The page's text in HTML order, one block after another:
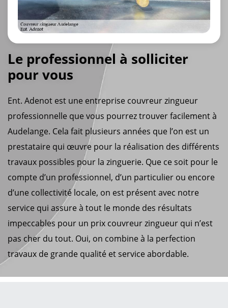
Le professionnel à solliciter
pour vous
Ent. Adenot est une entreprise couvreur zingueur
professionnelle que vous pourrez trouver facilement à
Audelange. Cela fait plusieurs années que l’on est un
prestataire qui œuvre pour la réalisation des différents
travaux possibles pour la zinguerie. Que ce soit pour le
compte d’un professionnel, d’un particulier ou encore
d’une collectivité locale, on est présent avec notre
service qui assure à tout le monde des résultats
impeccables pour un prix couvreur zingueur qui n’est
pas cher du tout. Oui, on combine à la perfection
travaux de grande qualité et service abordable.